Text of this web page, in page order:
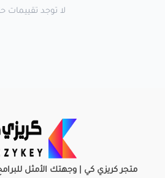
لا توجد تقييمات
متجر كريزي كي | وجهتك الأمثل